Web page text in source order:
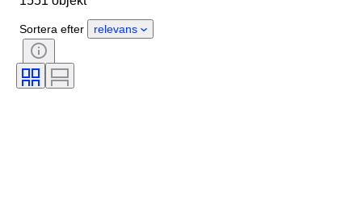
Skick
Certifiering
Teknik
Färg
Sortera efter relevans